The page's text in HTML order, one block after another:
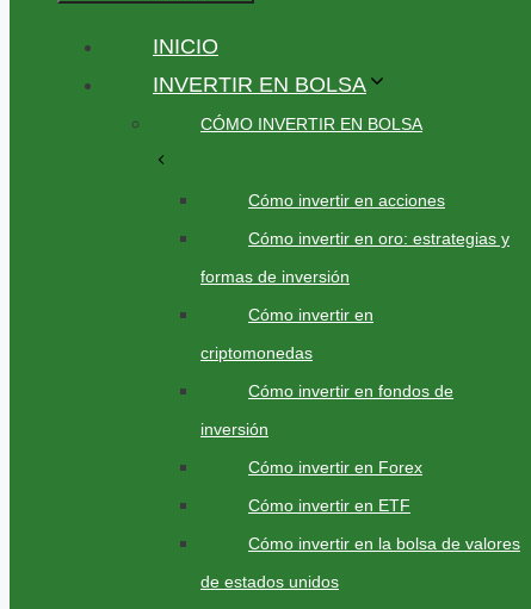
INICIO
INVERTIR EN BOLSA
CÓMO INVERTIR EN BOLSA
Cómo invertir en acciones
Cómo invertir en oro: estrategias y
formas de inversión
Cómo invertir en
criptomonedas
Cómo invertir en fondos de
inversión
Cómo invertir en Forex
Cómo invertir en ETF
Cómo invertir en la bolsa de valores
de estados unidos